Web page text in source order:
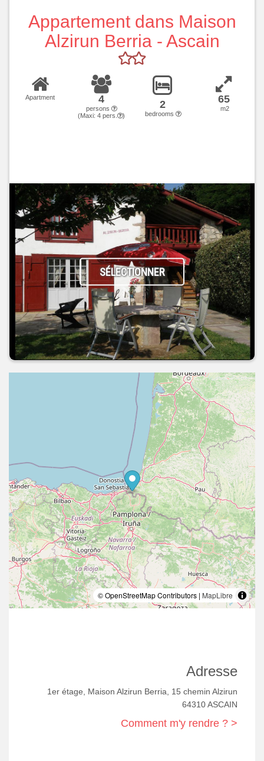
Appartement dans Maison
Alzirun Berria - Ascain
Apartment 4
persons
(Maxi: 4 pers. )
2
bedrooms
65
m2
SÉLECTIONNER
© OpenStreetMap Contributors | MapLibre
Adresse
1er étage, Maison Alzirun Berria, 15 chemin Alzirun
64310 ASCAIN
Comment m'y rendre ? >